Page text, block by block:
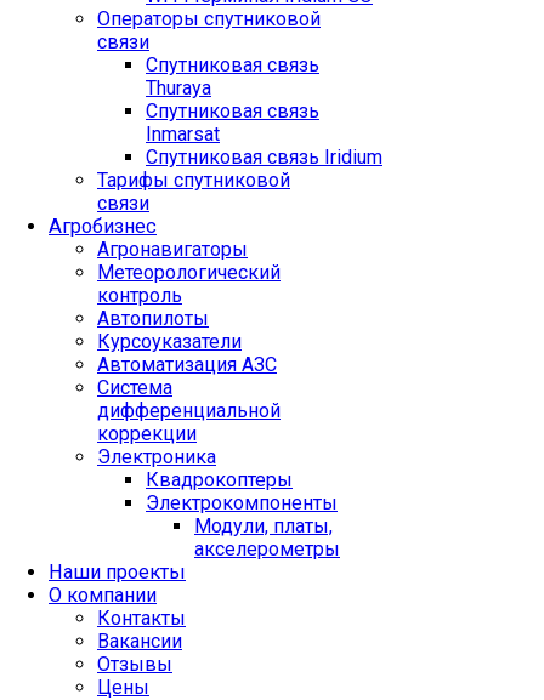
Операторы спутниковой
связи
Спутниковая связь
Thuraya
Спутниковая связь
Inmarsat
Спутниковая связь Iridium
Тарифы спутниковой
связи
Агробизнес
Агронавигаторы
Метеорологический
контроль
Автопилоты
Курсоуказатели
Автоматизация АЗС
Система
дифференциальной
коррекции
Электроника
Квадрокоптеры
Электрокомпоненты
Модули, платы,
акселерометры
Наши проекты
О компании
Контакты
Вакансии
Отзывы
Цены